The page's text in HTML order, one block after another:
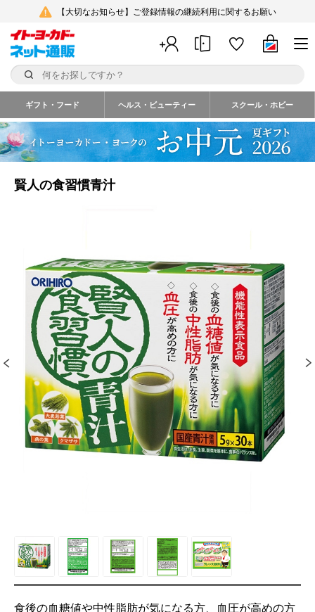
【大切なお知らせ】ご登録情報の継続利用に関するお願い
ギフト・フード ヘルス・ビューティー スクール・ホビー
賢人の食習慣青汁
食後の血糖値や中性脂肪が気になる方、血圧が高めの方